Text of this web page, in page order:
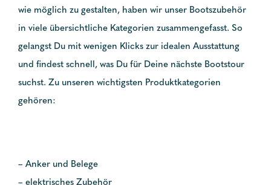
wie möglich zu gestalten, haben wir unser Bootszubehör
in viele übersichtliche Kategorien zusammengefasst. So
gelangst Du mit wenigen Klicks zur idealen Ausstattung
und findest schnell, was Du für Deine nächste Bootstour
suchst. Zu unseren wichtigsten Produktkategorien
gehören:
– Anker und Belege
– elektrisches Zubehör